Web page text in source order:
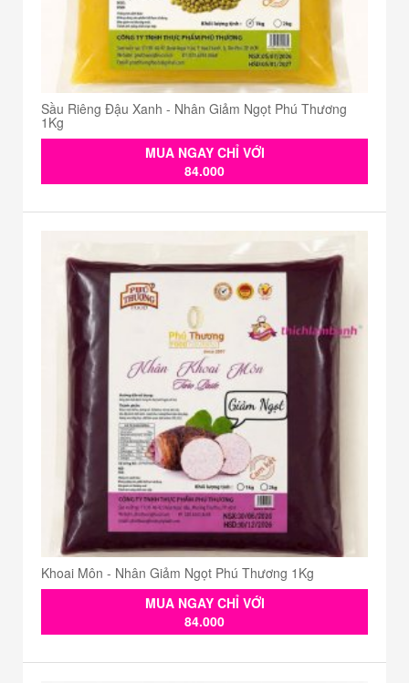
Sầu Riêng Đậu Xanh - Nhân Giảm Ngọt Phú Thương
1Kg
MUA NGAY CHỈ VỚI
84.000
Khoai Môn - Nhân Giảm Ngọt Phú Thương 1Kg
MUA NGAY CHỈ VỚI
84.000